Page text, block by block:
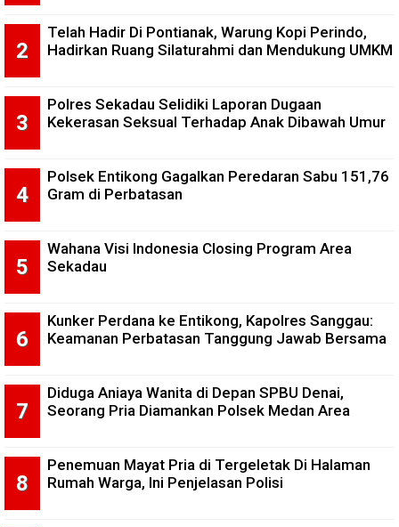
Telah Hadir Di Pontianak, Warung Kopi Perindo,
Hadirkan Ruang Silaturahmi dan Mendukung UMKM
Polres Sekadau Selidiki Laporan Dugaan
Kekerasan Seksual Terhadap Anak Dibawah Umur
Polsek Entikong Gagalkan Peredaran Sabu 151,76
Gram di Perbatasan
Wahana Visi Indonesia Closing Program Area
Sekadau
Kunker Perdana ke Entikong, Kapolres Sanggau:
Keamanan Perbatasan Tanggung Jawab Bersama
Diduga Aniaya Wanita di Depan SPBU Denai,
Seorang Pria Diamankan Polsek Medan Area
Penemuan Mayat Pria di Tergeletak Di Halaman
Rumah Warga, Ini Penjelasan Polisi